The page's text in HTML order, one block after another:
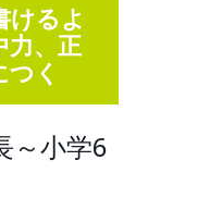
けるよ
力、正
く
～小学6